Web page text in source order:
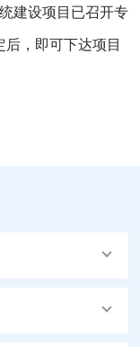
建设项目已召开专
，即可下达项目